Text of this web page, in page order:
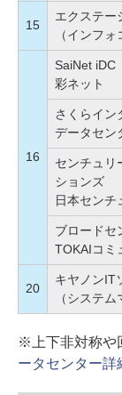
15
エクステー
（インフ
16
SaiNet iDC
彩ネット
さくらイン
データセン
センチュリ
ションズ
日本センチ
ブロードセ
TOKAIコミ
20
キヤノンIT
（システ
※上下非対称や
ータセンター詳